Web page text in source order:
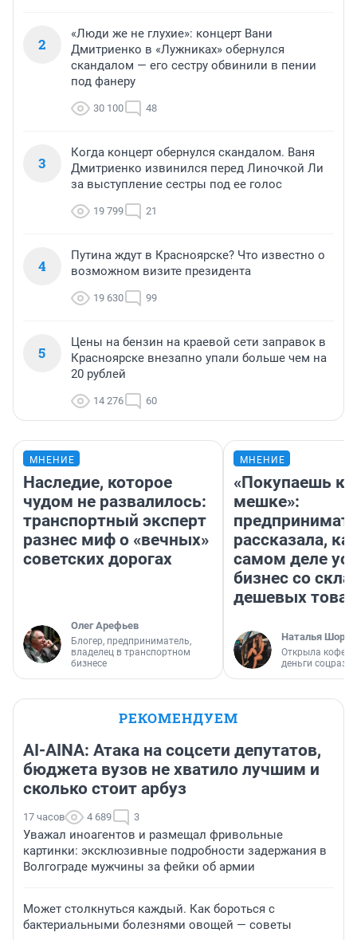
2
«Люди же не глухие»: концерт Вани
Дмитриенко в «Лужниках» обернулся
скандалом — его сестру обвинили в пении
под фанеру
30 100 48
3
Когда концерт обернулся скандалом. Ваня
Дмитриенко извинился перед Линочкой Ли
за выступление сестры под ее голос
19 799 21
4
Путина ждут в Красноярске? Что известно о
возможном визите президента
19 630 99
5
Цены на бензин на краевой сети заправок в
Красноярске внезапно упали больше чем на
20 рублей
14 276 60
МНЕНИЕ
Наследие, которое
чудом не развалилось:
транспортный эксперт
разнес миф о «вечных»
советских дорогах
Олег Арефьев
Блогер, предприниматель,
владелец в транспортном
бизнесе
МНЕНИЕ
«Покупаешь
мешке»:
рассказала,
самом деле
бизнес со
дешевых
Наталья
Открыла
деньги
РЕКОМЕНДУЕМ
AI-AINA: Атака на соцсети депутатов,
бюджета вузов не хватило лучшим и
сколько стоит арбуз
17 часов 4 689 3
Уважал иноагентов и размещал фривольные
картинки: эксклюзивные подробности задержания в
Волгограде мужчины за фейки об армии
Может столкнуться каждый. Как бороться с
бактериальными болезнями овощей — советы